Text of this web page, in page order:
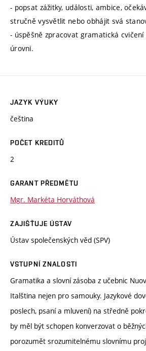
- popsat zážitky, události, ambice,
stručně vysvětlit nebo obhájit svá
- úspěšně zpracovat gramatická
úrovni.
JAZYK VÝUKY
čeština
POČET KREDITŮ
2
GARANT PŘEDMĚTU
Mgr. Markéta Horváthová
ZAJIŠŤUJE ÚSTAV
Ústav společenských věd (SPV)
VSTUPNÍ ZNALOSTI
Gramatika a slovní zásoba z učebnic
Italština nejen pro samouky. Jazykové
poslech, psaní a mluvení) na středně
by měl být schopen konverzovat o
porozumět srozumitelnému slovnímu